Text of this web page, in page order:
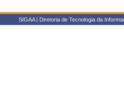
SIGAA | Diretoria de Tecnologia da